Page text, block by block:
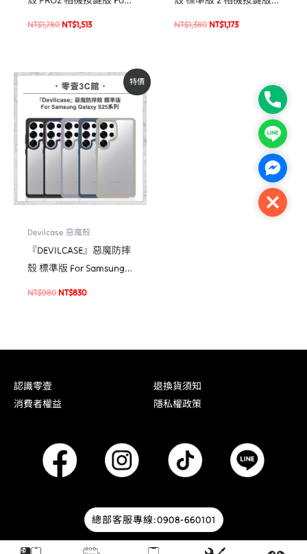
iPhone 16/16 Pro系列 手
NT$1,780 NT$1,513
For iPhone 16/16 Plus 手
NT$1,380 NT$1,173
特價
Devilcase 惡魔殼
『DEVILCASE』惡魔防摔
殼 標準版 For Samsung
Galaxy S25系列
NT$980
原
始
價
格：
NT$980。
NT$830
目
前
價
格：
NT$830。
認識零壹
退換貨須知
消費者權益
隱私權政策
總部客服專線:0908-660101
© 2026 零壹通訊 | Designed by HOWMAI Tech .
Phone
Line
Close